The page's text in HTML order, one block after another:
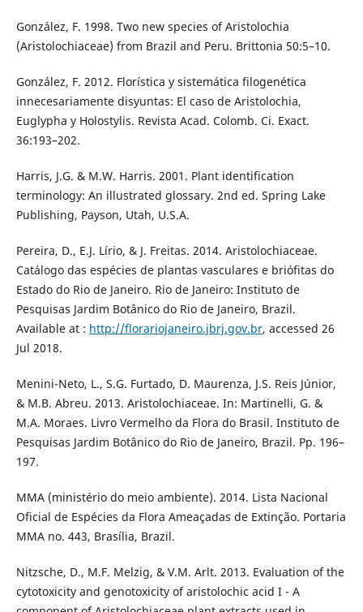
González, F. 1998. Two new species of Aristolochia
(Aristolochiaceae) from Brazil and Peru. Brittonia 50:5–10.
González, F. 2012. Florística y sistemática filogenética
innecesariamente disyuntas: El caso de Aristolochia,
Euglypha y Holostylis. Revista Acad. Colomb. Ci. Exact.
36:193–202.
Harris, J.G. & M.W. Harris. 2001. Plant identification
terminology: An illustrated glossary. 2nd ed. Spring Lake
Publishing, Payson, Utah, U.S.A.
Pereira, D., E.J. Lírio, & J. Freitas. 2014. Aristolochiaceae.
Catálogo das espécies de plantas vasculares e briófitas do
Estado do Rio de Janeiro. Rio de Janeiro: Instituto de
Pesquisas Jardim Botânico do Rio de Janeiro, Brazil.
Available at : http://florariojaneiro.jbrj.gov.br, accessed 26
Jul 2018.
Menini-Neto, L., S.G. Furtado, D. Maurenza, J.S. Reis Júnior,
& M.B. Abreu. 2013. Aristolochiaceae. In: Martinelli, G. &
M.A. Moraes. Livro Vermelho da Flora do Brasil. Instituto de
Pesquisas Jardim Botânico do Rio de Janeiro, Brazil. Pp. 196–
197.
MMA (ministério do meio ambiente). 2014. Lista Nacional
Oficial de Espécies da Flora Ameaçadas de Extinção. Portaria
MMA no. 443, Brasília, Brazil.
Nitzsche, D., M.F. Melzig, & V.M. Arlt. 2013. Evaluation of the
cytotoxicity and genotoxicity of aristolochic acid I - A